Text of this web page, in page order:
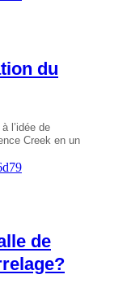
du
l’idée de
Creek en un
de